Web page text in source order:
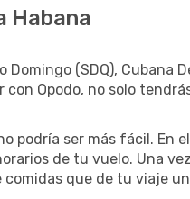
Habana
Domingo (SDQ),
con Opodo, no solo
podría ser más fácil.
de tu vuelo. Una
que de tu viaje